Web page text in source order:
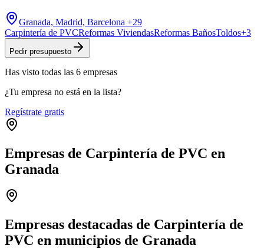
Granada, Madrid, Barcelona +29
Carpintería de PVCReformas ViviendasReformas BañosToldos+3
Pedir presupuesto
Has visto todas las 6 empresas
¿Tu empresa no está en la lista?
Regístrate gratis
Empresas de Carpintería de PVC en
Granada
−
Empresas destacadas de Carpintería de
PVC en municipios de Granada